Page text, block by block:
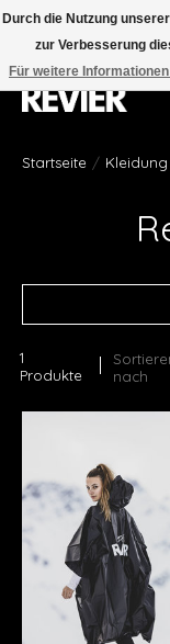
Startseite / Kleidung
1
Produkte
nach
Durch die Nutzung
zur Verbesserung
Für weitere